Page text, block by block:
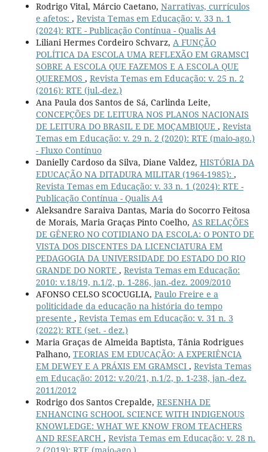
Rodrigo Vital, Márcio Caetano, Narrativas, currículos
e afetos: , Revista Temas em Educação: v. 33 n. 1
(2024): RTE - Publicação Contínua - Qualis A4
Liliani Hermes Cordeiro Schvarz, A FUNÇÃO
POLÍTICA DA ESCOLA UMA REFLEXÃO EM GRAMSCI
SOBRE A ESCOLA QUE FAZEMOS E A ESCOLA QUE
QUEREMOS , Revista Temas em Educação: v. 25 n. 2
(2016): RTE (jul.-dez.)
Ana Paula dos Santos de Sá, Carlinda Leite,
CONCEPÇÕES DE LEITURA NOS PLANOS NACIONAIS
DE LEITURA DO BRASIL E DE MOÇAMBIQUE , Revista
Temas em Educação: v. 29 n. 2 (2020): RTE (maio-ago.)
- Fluxo Contínuo
Danielly Cardoso da Silva, Diane Valdez, HISTÓRIA DA
EDUCAÇÃO NA DITADURA MILITAR (1964-1985): ,
Revista Temas em Educação: v. 33 n. 1 (2024): RTE -
Publicação Contínua - Qualis A4
Aleksandre Saraiva Dantas, Maria do Socorro Feitosa
de Morais, Maria Graças Pinto Coelho, AS RELAÇÕES
DE GÊNERO NO COTIDIANO DA ESCOLA: O PONTO DE
VISTA DOS DISCENTES DA LICENCIATURA EM
PEDAGOGIA DA UNIVERSIDADE DO ESTADO DO RIO
GRANDE DO NORTE , Revista Temas em Educação:
2010: v.18/19, n.1/2, p. 1-286, jan.-dez. 2009/2010
AFONSO CELSO SCOCUGLIA, Paulo Freire e a
politicidade da educação na história do tempo
presente , Revista Temas em Educação: v. 31 n. 3
(2022): RTE (set. - dez.)
Maria Graças de Almeida Baptista, Tânia Rodrigues
Palhano, TEORIAS EM EDUCAÇÃO: A EXPERIÊNCIA
EM DEWEY E A PRÁXIS EM GRAMSCI , Revista Temas
em Educação: 2012: v.20/21, n.1/2, p. 1-238, jan.-dez.
2011/2012
Rodrigo dos Santos Crepalde, RESENHA DE
ENHANCING SCHOOL SCIENCE WITH INDIGENOUS
KNOWLEDGE: WHAT WE KNOW FROM TEACHERS
AND RESEARCH , Revista Temas em Educação: v. 28 n.